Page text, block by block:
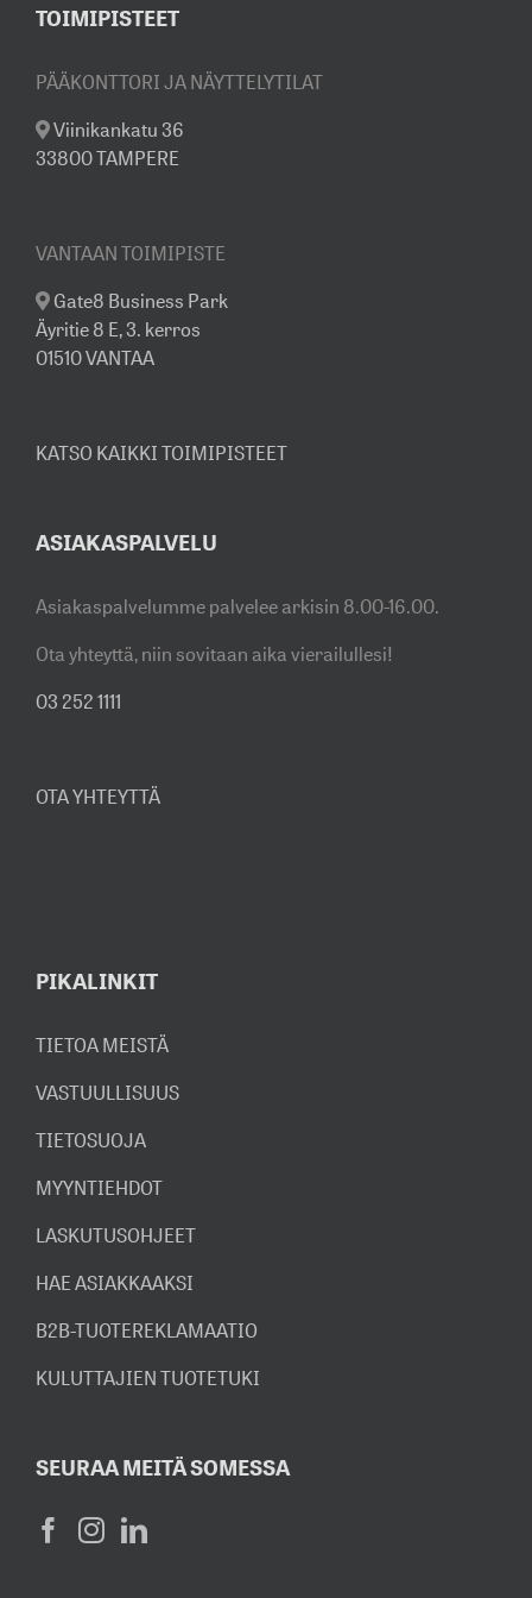
TOIMIPISTEET
PÄÄKONTTORI JA NÄYTTELYTILAT
Viinikankatu 36
33800 TAMPERE
VANTAAN TOIMIPISTE
Gate8 Business Park
Äyritie 8 E, 3. kerros
01510 VANTAA
KATSO KAIKKI TOIMIPISTEET
ASIAKASPALVELU
Asiakaspalvelumme palvelee arkisin 8.00-16.00.
Ota yhteyttä, niin sovitaan aika vierailullesi!
03 252 1111
OTA YHTEYTTÄ
PIKALINKIT
TIETOA MEISTÄ
VASTUULLISUUS
TIETOSUOJA
MYYNTIEHDOT
LASKUTUSOHJEET
HAE ASIAKKAAKSI
B2B-TUOTEREKLAMAATIO
KULUTTAJIEN TUOTETUKI
SEURAA MEITÄ SOMESSA